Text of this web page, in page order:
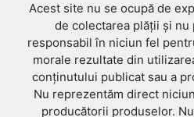
Acest site nu se ocupă de
de colectarea plății și
responsabil în niciun fel
morale rezultate din
conținutului publicat sau a
Nu reprezentăm direct
producătorii produselor.